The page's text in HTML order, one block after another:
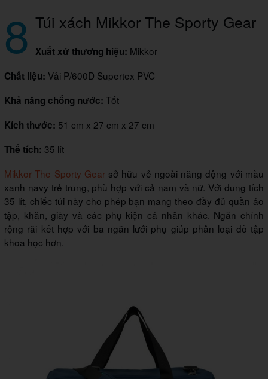
8 Túi xách Mikkor The Sporty Gear
Xuất xứ thương hiệu: Mikkor
Chất liệu: Vải P/600D Supertex PVC
Khả năng chống nước: Tốt
Kích thước: 51 cm x 27 cm x 27 cm
Thể tích: 35 lít
Mikkor The Sporty Gearsở hữu vẻ ngoài năng động với màu
xanh navy trẻ trung, phù hợp với cả nam và nữ. Với dung tích
35 lít, chiếc túi này cho phép bạn mang theo đầy đủ quần áo
tập, khăn, giày và các phụ kiện cá nhân khác. Ngăn chính
rộng rãi kết hợp với ba ngăn lưới phụ giúp phân loại đồ tập
khoa học hơn.